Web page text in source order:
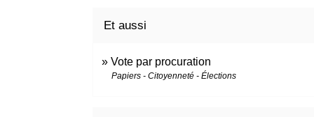
Et aussi
Vote par procuration
Papiers - Citoyenneté - Élections